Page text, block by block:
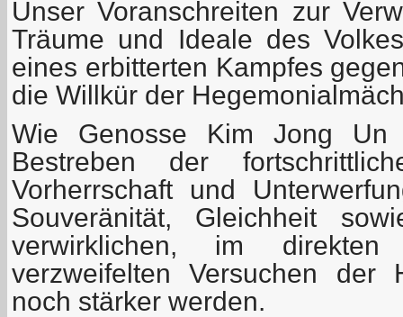
Unser Voranschreiten zur
Träume und Ideale des
eines erbitterten Kampfes
die Willkür der
Wie Genosse Kim Jong
Bestreben der
Vorherrschaft und
Souveränität, Gleichheit
verwirklichen, im
verzweifelten Versuchen der
noch stärker werden.